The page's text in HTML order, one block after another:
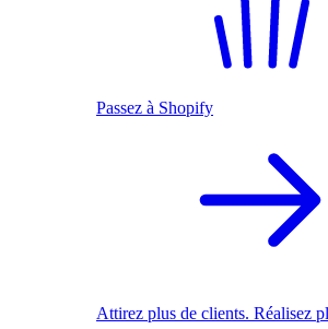
Passez à Shopify
Attirez plus de clients. Réalisez